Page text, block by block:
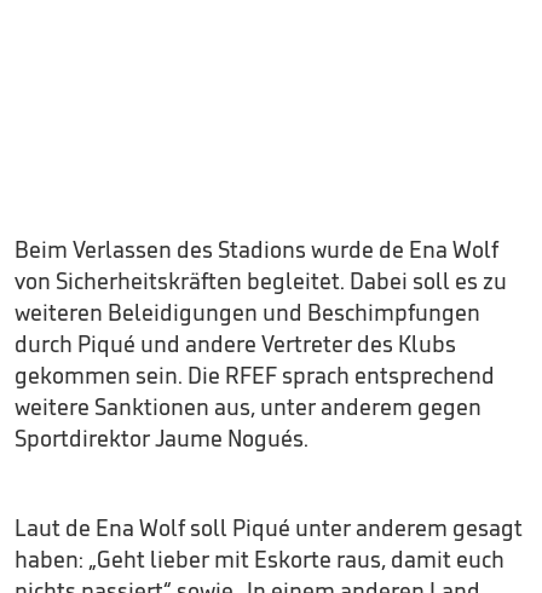
Beim Verlassen des Stadions wurde de Ena Wolf
von Sicherheitskräften begleitet. Dabei soll es zu
weiteren Beleidigungen und Beschimpfungen
durch Piqué und andere Vertreter des Klubs
gekommen sein. Die RFEF sprach entsprechend
weitere Sanktionen aus, unter anderem gegen
Sportdirektor Jaume Nogués.
Laut de Ena Wolf soll Piqué unter anderem gesagt
haben: „Geht lieber mit Eskorte raus, damit euch